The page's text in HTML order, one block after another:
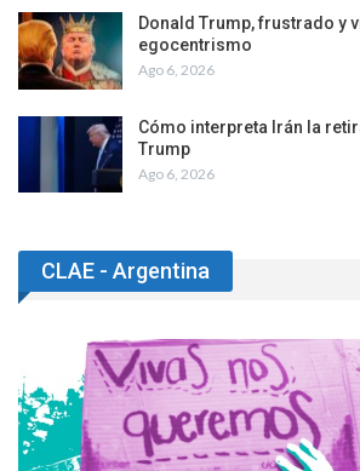
Donald Trump, frustrado y
egocentrismo
Ago 6, 2026
Cómo interpreta Irán la
Trump
Ago 6, 2026
CLAE - Argentina